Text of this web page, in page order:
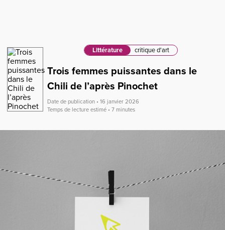
Littérature critique d'art
Trois femmes puissantes dans le
Chili de l’après Pinochet
Date de publication • 16 janvier 2026
Temps de lecture estimé • 7 minutes